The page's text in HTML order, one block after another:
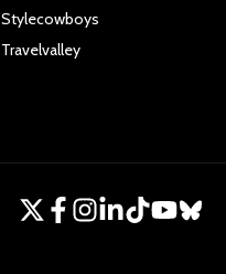
Stylecowboys
Travelvalley